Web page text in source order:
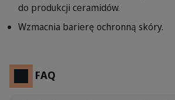
do produkcji ceramidów.
Wzmacnia barierę ochronną skóry.
FAQ